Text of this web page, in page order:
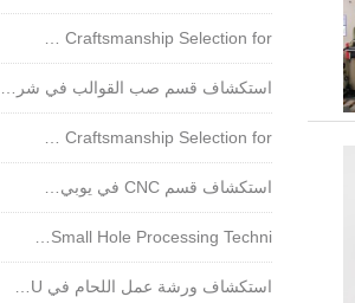
Craftsmanship Selection for …
استكشاف قسم صب القوالب في شر…
Craftsmanship Selection for …
استكشاف قسم CNC في يوبي…
Small Hole Processing Techni…
استكشاف ورشة عمل اللحام في U…